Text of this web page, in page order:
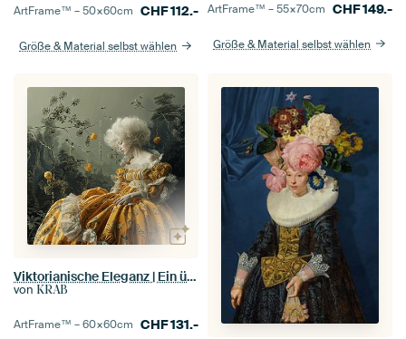
ArtFrame™ –50×60cm CHF112.-
Größe & Material selbst wählen
ArtFrame™ –55×70cm CHF149.-
Größe & Material selbst wählen
Viktorianische Eleganz | Ein üppiges Kleid, weiße Perücke und ein perfektes Orange
von KRAB
ArtFrame™ –60×60cm CHF131.-